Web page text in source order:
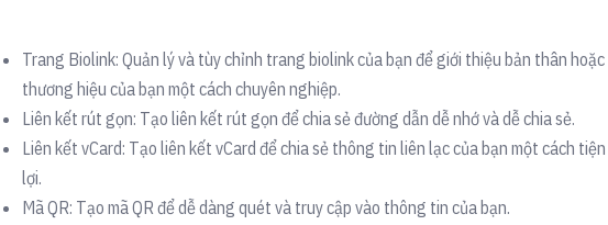
Trang Biolink: Quản lý và tùy chỉnh trang biolink của bạn để giới thiệu bản thân hoặc
thương hiệu của bạn một cách chuyên nghiệp.
Liên kết rút gọn: Tạo liên kết rút gọn để chia sẻ đường dẫn dễ nhớ và dễ chia sẻ.
Liên kết vCard: Tạo liên kết vCard để chia sẻ thông tin liên lạc của bạn một cách tiện
lợi.
Mã QR: Tạo mã QR để dễ dàng quét và truy cập vào thông tin của bạn.